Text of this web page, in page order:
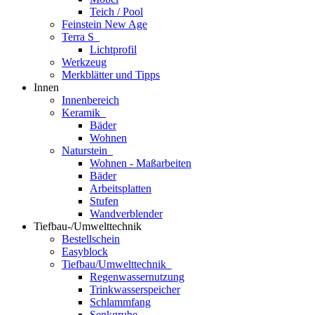
Teich / Pool
Feinstein New Age
Terra S
Lichtprofil
Werkzeug
Merkblätter und Tipps
Innen
Innenbereich
Keramik
Bäder
Wohnen
Naturstein
Wohnen - Maßarbeiten
Bäder
Arbeitsplatten
Stufen
Wandverblender
Tiefbau-/Umwelttechnik
Bestellschein
Easyblock
Tiefbau/Umwelttechnik
Regenwassernutzung
Trinkwasserspeicher
Schlammfang